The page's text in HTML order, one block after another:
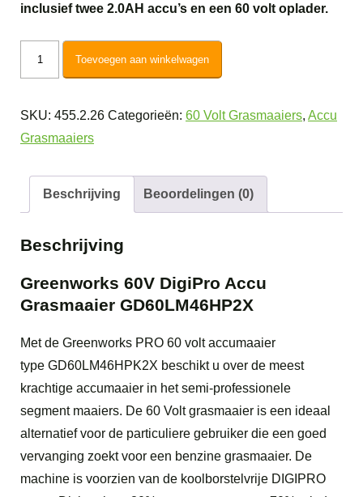
inclusief twee 2.0AH accu’s en een 60 volt oplader.
Accu
Grasmaaier
aantal
Toevoegen aan winkelwagen
SKU: 455.2.26 Categorieën: 60 Volt Grasmaaiers, Accu
Grasmaaiers
Beschrijving Beoordelingen (0)
Beschrijving
Greenworks 60V DigiPro Accu
Grasmaaier GD60LM46HP2X
Met de Greenworks PRO 60 volt accumaaier
type GD60LM46HPK2X beschikt u over de meest
krachtige accumaaier in het semi-professionele
segment maaiers. De 60 Volt grasmaaier is een ideaal
alternatief voor de particuliere gebruiker die een goed
vervanging zoekt voor een benzine grasmaaier. De
machine is voorzien van de koolborstelvrije DIGIPRO